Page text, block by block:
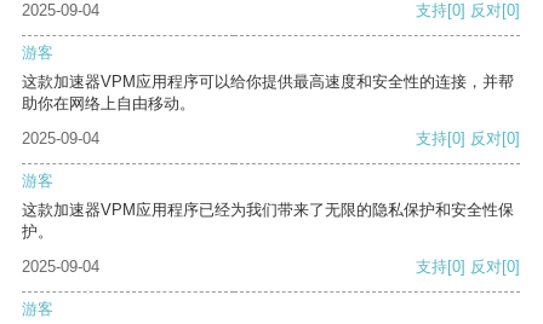
2025-09-04 支持[0] 反对[0]
游客
这款加速器VPM应用程序可以给你提供最高速度和安全性的连接，并帮
助你在网络上自由移动。
2025-09-04
支持[0] 反对[0]
游客
这款加速器VPM应用程序已经为我们带来了无限的隐私保护和安全性保
护。
2025-09-04
支持[0] 反对[0]
游客